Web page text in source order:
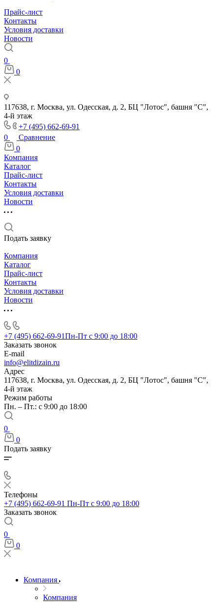
Прайс-лист
Контакты
Условия доставки
Новости
0
0
117638, г. Москва, ул. Одесская, д. 2, БЦ "Лотос", башня "С",
4-й этаж
+7 (495) 662-69-91
0
Сравнение
0
Компания
Каталог
Прайс-лист
Контакты
Условия доставки
Новости
Подать заявку
Компания
Каталог
Прайс-лист
Контакты
Условия доставки
Новости
+7 (495) 662-69-91Пн-Пт c 9:00 до 18:00
Заказать звонок
E-mail
info@elitdizain.ru
Адрес
117638, г. Москва, ул. Одесская, д. 2, БЦ "Лотос", башня "С",
4-й этаж
Режим работы
Пн. – Пт.: с 9:00 до 18:00
0
0
Подать заявку
Телефоны
+7 (495) 662-69-91 Пн-Пт c 9:00 до 18:00
Заказать звонок
0
0
Компания
Компания